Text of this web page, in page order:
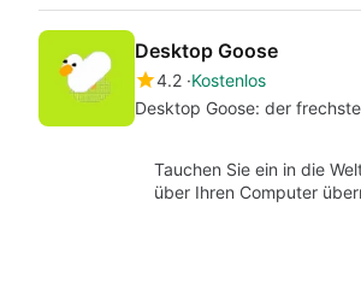
Desktop Goose
4.2 Kostenlos
Desktop Goose: der
Tauchen Sie ein in die
über Ihren Computer